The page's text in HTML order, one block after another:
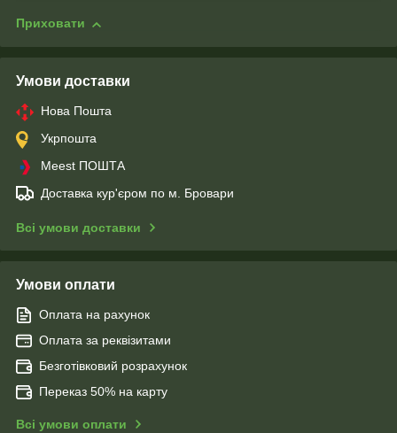
Приховати
Умови доставки
Нова Пошта
Укрпошта
Meest ПОШТА
Доставка кур'єром по м. Бровари
Всі умови доставки
Умови оплати
Оплата на рахунок
Оплата за реквізитами
Безготівковий розрахунок
Переказ 50% на карту
Всі умови оплати